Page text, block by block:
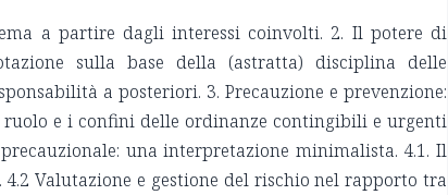
a partire dagli interessi coinvolti. 2. Il potere di
sulla base della (astratta) disciplina delle
a posteriori. 3. Precauzione e prevenzione:
e i confini delle ordinanze contingibili e urgenti
una interpretazione minimalista. 4.1. Il
Valutazione e gestione del rischio nel rapporto tra